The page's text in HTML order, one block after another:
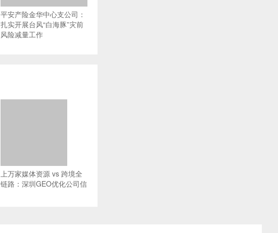
平安产险金华中心支公司：
扎实开展台风“白海豚”灾前
风险减量工作
上万家媒体资源 vs 跨境全
链路：深圳GEO优化公司信